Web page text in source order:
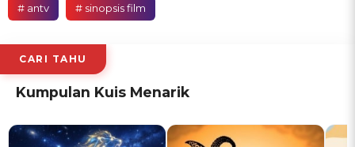
# antv # sinopsis film
CARI TAHU
Kumpulan Kuis Menarik